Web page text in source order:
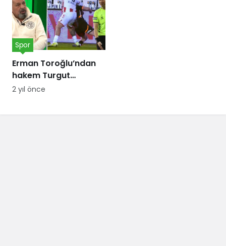
Erman Toroğlu’ndan
hakem Turgut
Doman’a ‘Barış Alper
Spor
2 yıl önce